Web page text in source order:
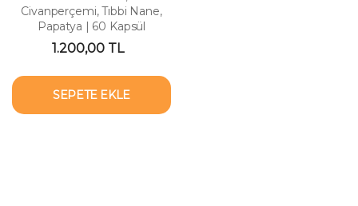
Civanperçemi, Tıbbi Nane,
Papatya | 60 Kapsül
1.200,00 TL
SEPETE EKLE